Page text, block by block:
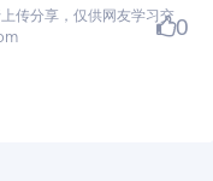
传分享，仅供网友学习交0